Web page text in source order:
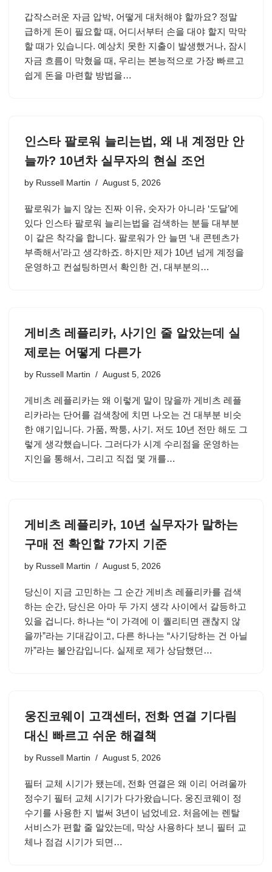
갑작스러운 자금 압박, 어떻게 대처해야 할까요? 정말
급하게 돈이 필요할 때, 어디서부터 손을 대야 할지 막막
할 때가 있습니다. 예상치 못한 지출이 발생했거나, 잠시
자금 흐름이 막혔을 때, 우리는 본능적으로 가장 빠르고
쉽게 돈을 마련할 방법을…
인스타 팔로워 늘리는법, 왜 내 계정만 안
늘까? 10년차 실무자의 현실 조언
by Russell Martin August 5, 2026
팔로워가 늘지 않는 진짜 이유, 숫자가 아니라 ‘도달’에
있다 인스타 팔로워 늘리는법을 검색하는 분들 대부분
이 같은 착각을 합니다. 팔로워가 안 늘면 ‘내 콘텐츠가
부족해서’라고 생각하죠. 하지만 제가 10년 넘게 계정을
운영하고 컨설팅하면서 확인한 건, 대부분의…
게비츠 레플리카, 사기인 줄 알았는데 실
제로는 어떻게 다른가
by Russell Martin August 5, 2026
게비츠 레플리카는 왜 이렇게 말이 많을까 게비츠 레플
리카라는 단어를 검색창에 치면 나오는 건 대부분 비슷
한 얘기입니다. 가품, 짝퉁, 사기. 저도 10년 전만 해도 그
렇게 생각했습니다. 그러다가 시계 수리점을 운영하는
지인을 통해서, 그리고 직접 몇 개를…
게비츠 레플리카, 10년 실무자가 말하는
구매 전 확인할 7가지 기준
by Russell Martin August 5, 2026
당신이 지금 고민하는 그 순간 게비츠 레플리카를 검색
하는 순간, 당신은 아마 두 가지 생각 사이에서 갈등하고
있을 겁니다. 하나는 “이 가격에 이 퀄리티면 괜찮지 않
을까”라는 기대감이고, 다른 하나는 “사기당하는 건 아닐
까”라는 불안감입니다. 실제로 제가 상담했던…
웅진코웨이 고객센터, 전화 연결 기다림
대신 빠르고 쉬운 해결책
by Russell Martin August 5, 2026
필터 교체 시기가 됐는데, 전화 연결은 왜 이리 어려울까
정수기 필터 교체 시기가 다가왔습니다. 웅진코웨이 정
수기를 사용한 지 벌써 3년이 넘었네요. 처음에는 렌탈
서비스가 편할 줄 알았는데, 막상 사용하다 보니 필터 교
체나 점검 시기가 되면…